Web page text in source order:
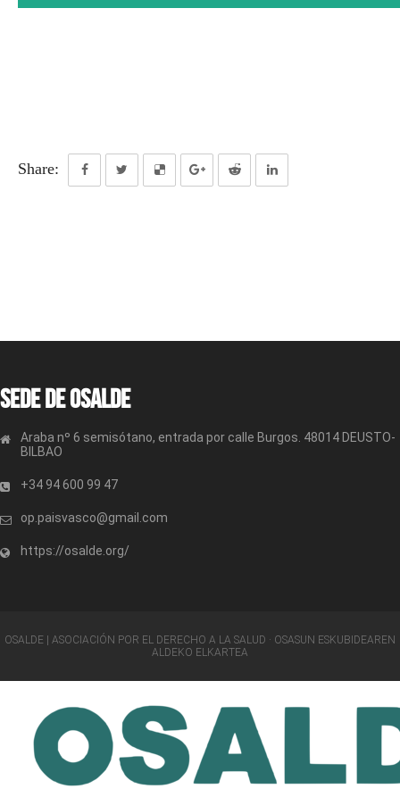
Share:
Sede de OSALDE
Araba nº 6 semisótano, entrada por calle Burgos. 48014 DEUSTO-
BILBAO
+34 94 600 99 47
op.paisvasco@gmail.com
https://osalde.org/
OSALDE | ASOCIACIÓN POR EL DERECHO A LA SALUD · OSASUN ESKUBIDEAREN
ALDEKO ELKARTEA